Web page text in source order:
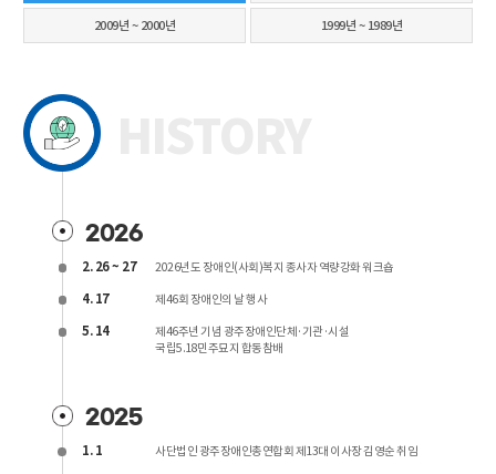
2009년 ~ 2000년 1999년 ~ 1989년
2026년
~
2020년
2026
2. 26 ~ 27 2026년도 장애인(사회)복지 종사자 역량강화 워크숍
4. 17 제46회 장애인의 날 행사
5. 14
제46주년 기념 광주장애인단체·기관·시설
국립5.18민주묘지 합동참배
2025
1. 1 사단법인 광주장애인총연합회 제13대 이사장 김영순 취임